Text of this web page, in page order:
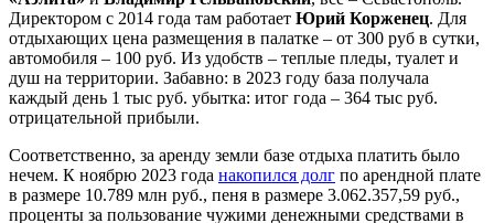
Директором с 2014 года там работает Юрий Корженец. Для
отдыхающих цена размещения в палатке – от 300 руб в сутки,
автомобиля – 100 руб. Из удобств – теплые пледы, туалет и
душ на территории. Забавно: в 2023 году база получала
каждый день 1 тыс руб. убытка: итог года – 364 тыс руб.
отрицательной прибыли.
Соответственно, за аренду земли базе отдыха платить было
нечем. К ноябрю 2023 года накопился долг по арендной плате
в размере 10.789 млн руб., пеня в размере 3.062.357,59 руб.,
проценты за пользование чужими денежными средствами в